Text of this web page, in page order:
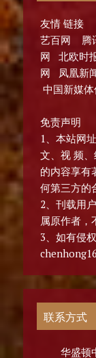
友情 链接
艺百网 腾
网 北欧时
网 凤凰新
中国新媒
免责声明
1、本站网
文、视 频
的内容享有
何第三方的
2、刊载用
属原作者，
3、如有侵
联系方式
华盛顿